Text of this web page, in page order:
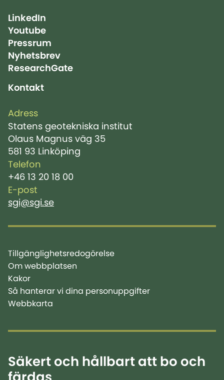
LinkedIn
Youtube
Pressrum
Nyhetsbrev
ResearchGate
Kontakt
Adress
Statens geotekniska institut
Olaus Magnus väg 35
581 93 Linköping
Telefon
+46 13 20 18 00
E-post
sgi@sgi.se
Tillgänglighetsredogörelse
Om webbplatsen
Kakor
Så hanterar vi dina personuppgifter
Webbkarta
Säkert och hållbart att bo och
färdas